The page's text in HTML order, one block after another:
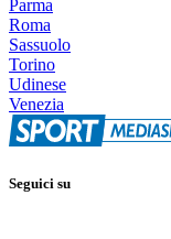
Parma
Roma
Sassuolo
Torino
Udinese
Venezia
Seguici su